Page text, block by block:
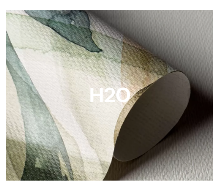
Metal
Metal es el papel pintado metálico de Tecnografica, con
reflejos metálicos únicos que resaltan los colores oro, plata,
cobre y ricos.
H2O